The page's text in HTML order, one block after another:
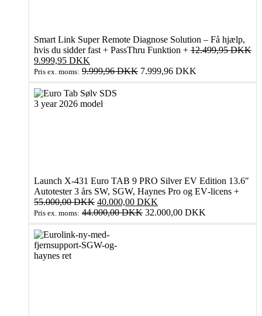
Smart Link Super Remote Diagnose Solution – Få hjælp,
hvis du sidder fast + PassThru Funktion + 12.499,95DKK
Den
oprindelige
var:
12.499,95 DKK.
9.999,95 DKK
aktuelle
er:
9.999,95 DKK.
Pris ex. moms: 9.999,96DKK 7.999,96 DKK
Launch X‑431 Euro TAB 9 PRO Silver EV Edition 13.6″
Autotester 3 års SW, SGW, Haynes Pro og EV‑licens +
55.000,00DKK Den
oprindelige
var:
55.000,00 DKK.
40.000,00 DKK
aktuelle
Pris ex. moms: 44.000,00DKK 32.000,00 DKK